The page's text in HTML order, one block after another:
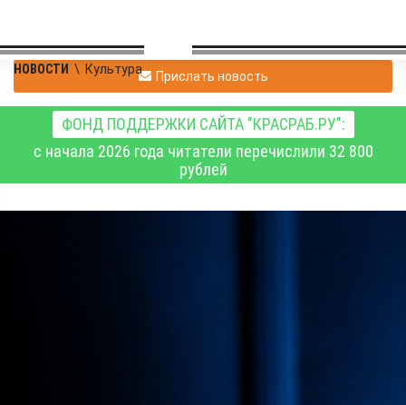
НОВОСТИ \ Культура Прислать новость
ФОНД ПОДДЕРЖКИ САЙТА "КРАСРАБ.РУ":
с начала 2026 года читатели перечислили 32 800
рублей